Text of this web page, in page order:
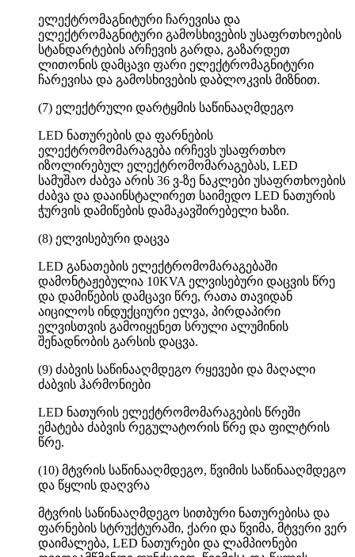
ელექტრომაგნიტური ჩარევისა და
ელექტრომაგნიტური გამოსხივების უსაფრთხოების
სტანდარტების არჩევის გარდა, გაზარდეთ
ლითონის დამცავი ფარი ელექტრომაგნიტური
ჩარევისა და გამოსხივების დაბლოკვის მიზნით.
(7) ელექტრული დარტყმის საწინააღმდეგო
LED ნათურების და ფარნების
ელექტრომომარაგება ირჩევს უსაფრთხო
იზოლირებულ ელექტრომომარაგებას, LED
სამუშაო ძაბვა არის 36 ვ-ზე ნაკლები უსაფრთხოების
ძაბვა და დააინსტალირეთ საიმედო LED ნათურის
ჭურვის დამიწების დამაკავშირებელი ხაზი.
(8) ელვისებური დაცვა
LED განათების ელექტრომომარაგებაში
დამონტაჟებულია 10KVA ელვისებური დაცვის წრე
და დამიწების დამცავი წრე, რათა თავიდან
აიცილოს ინდუქციური ელვა, პირდაპირი
ელვისთვის გამოიყენეთ სრული ალუმინის
შენადნობის გარსის დაცვა.
(9) ძაბვის საწინააღმდეგო რყევები და მაღალი
ძაბვის ჰარმონიები
LED ნათურის ელექტრომომარაგების წრეში
ემატება ძაბვის რეგულატორის წრე და ფილტრის
წრე.
(10) მტვრის საწინააღმდეგო, წვიმის საწინააღმდეგო
და წყლის დაღვრა
მტვრის საწინააღმდეგო სითბური ნათურებისა და
ფარნების სტრუქტურაში, ქარი და წვიმა, მტვერი ვერ
დაიმალება, LED ნათურები და ლამპიონები